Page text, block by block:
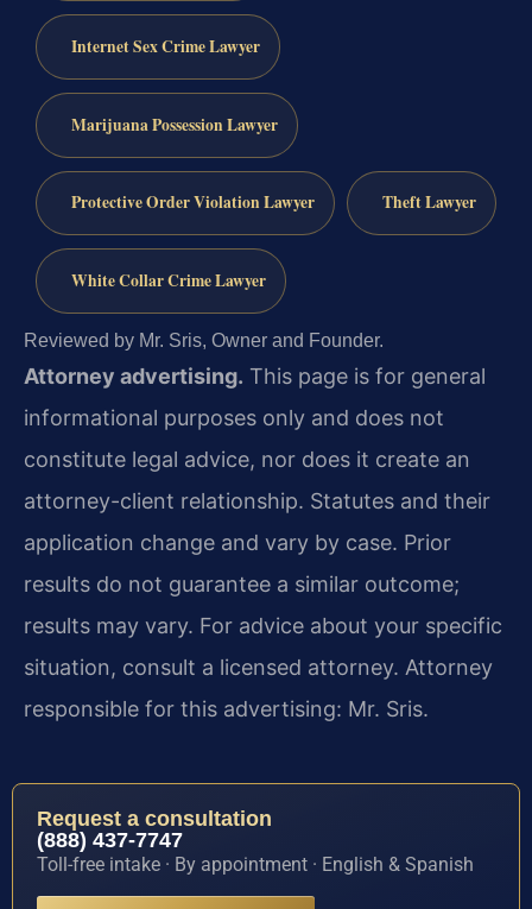
Internet Sex Crime Lawyer
Marijuana Possession Lawyer
Protective Order Violation Lawyer Theft Lawyer
White Collar Crime Lawyer
Reviewed by Mr. Sris, Owner and Founder.
Attorney advertising. This page is for general
informational purposes only and does not
constitute legal advice, nor does it create an
attorney-client relationship. Statutes and their
application change and vary by case. Prior
results do not guarantee a similar outcome;
results may vary. For advice about your specific
situation, consult a licensed attorney. Attorney
responsible for this advertising: Mr. Sris.
Request a consultation
(888) 437-7747
Toll-free intake · By appointment · English & Spanish